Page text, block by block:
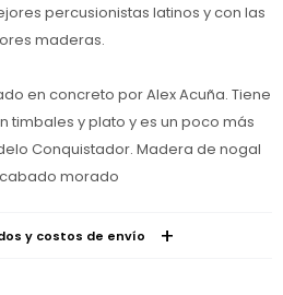
percusionistas latinos y con las
maderas.
en concreto por Alex Acuña. Tiene
timbales y plato y es un poco más
Conquistador. Madera de nogal
morado
y costos de envío